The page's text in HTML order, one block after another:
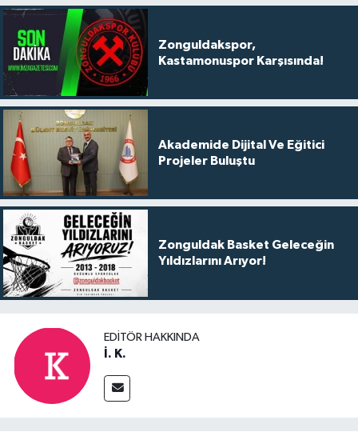
Zonguldakspor,
Kastamonuspor Karşısında!
Akademide Dijital Ve Eğitici
Projeler Buluştu
Zonguldak Basket Geleceğin
Yıldızlarını Arıyor!
EDITÖR HAKKINDA
İ. K.